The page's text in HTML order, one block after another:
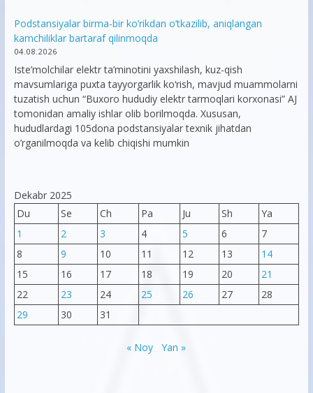
Podstansiyalar birma-bir ko’rikdan o’tkazilib, aniqlangan
kamchiliklar bartaraf qilinmoqda
04.08.2026
Iste’molchilar elektr ta’minotini yaxshilash, kuz-qish
mavsumlariga puxta tayyorgarlik ko‘rish, mavjud muammolarni
tuzatish uchun “Buxoro hududiy elektr tarmoqlari korxonasi” AJ
tomonidan amaliy ishlar olib borilmoqda. Xususan,
hududlardagi 105dona podstansiyalar texnik jihatdan
o’rganilmoqda va kelib chiqishi mumkin
Dekabr 2025
Du
Se Ch Pa Ju Sh
Ya
1
2 3 4 5 6
7
8
9 10 11 12 13
14
15
16 17 18 19 20
21
22
23 24 25 26 27
28
29
30 31
« Noy Yan »